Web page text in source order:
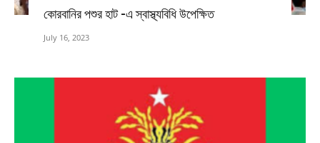
কোরবানির পশুর হাট -এ স্বাস্থ্যবিধি উপেক্ষিত
July 16, 2023